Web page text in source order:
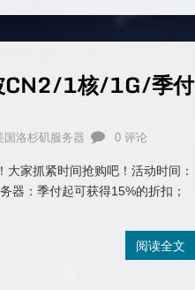
CN2/1核/1G/季付
国洛杉矶服务器 0 评论
家抓紧时间抢购吧！活动时间：
器：季付起可获得15%的折扣；
阅读全文